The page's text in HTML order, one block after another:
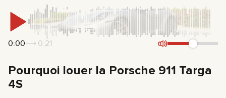
0:00 0:21
Pourquoi louer la Porsche 911 Targa
4S